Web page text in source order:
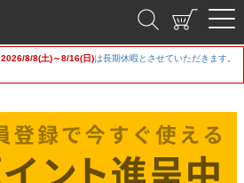
2026/8/8(土)～8/16(日)は長期休暇とさせていただきます。